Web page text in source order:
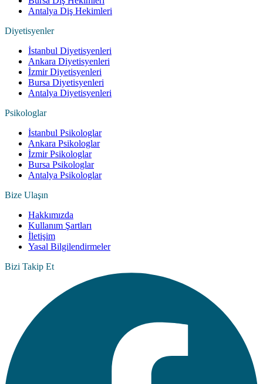
Antalya Diş Hekimleri
Diyetisyenler
İstanbul Diyetisyenleri
Ankara Diyetisyenleri
İzmir Diyetisyenleri
Bursa Diyetisyenleri
Antalya Diyetisyenleri
Psikologlar
İstanbul Psikologlar
Ankara Psikologlar
İzmir Psikologlar
Bursa Psikologlar
Antalya Psikologlar
Bize Ulaşın
Hakkımızda
Kullanım Şartları
İletişim
Yasal Bilgilendirmeler
Bizi Takip Et